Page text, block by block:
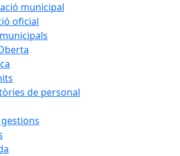
municipal
oficial
de personal